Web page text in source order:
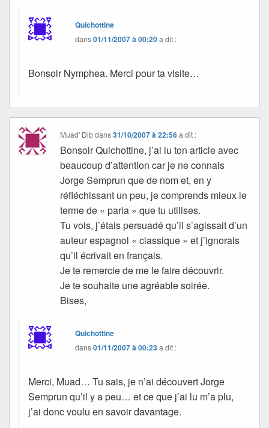
Quichottine
dans01/11/2007 à 00:20a dit :
Bonsoir Nymphea. Merci pour ta visite…
Muad' Dibdans31/10/2007 à 22:56 a dit :
Bonsoir Quichottine, j’ai lu ton article avec
beaucoup d’attention car je ne connais
Jorge Semprun que de nom et, en y
réfléchissant un peu, je comprends mieux le
terme de « paria » que tu utilises.
Tu vois, j’étais persuadé qu’il s’agissait d’un
auteur espagnol « classique » et j’ignorais
qu’il écrivait en français.
Je te remercie de me le faire découvrir.
Je te souhaite une agréable soirée.
Bises,
Quichottine
dans01/11/2007 à 00:23a dit :
Merci, Muad… Tu sais, je n’ai découvert Jorge
Semprun qu’il y a peu… et ce que j’ai lu m’a plu,
j’ai donc voulu en savoir davantage.